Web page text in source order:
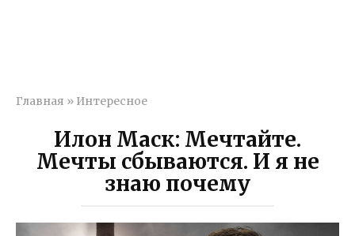
Главная » Интересное
Илон Маск: Мечтайте.
Мечты сбываются. И я не
знаю почему